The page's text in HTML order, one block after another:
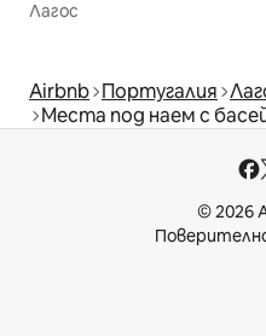
Лагос
Airbnb Португалия
Места под наем с
© 2026